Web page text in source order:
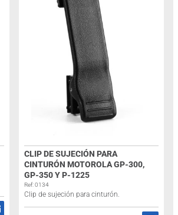
CLIP DE SUJECIÓN PARA
CINTURÓN MOTOROLA GP-300,
GP-350 Y P-1225
Ref: 0134
Clip de sujeción para cinturón.